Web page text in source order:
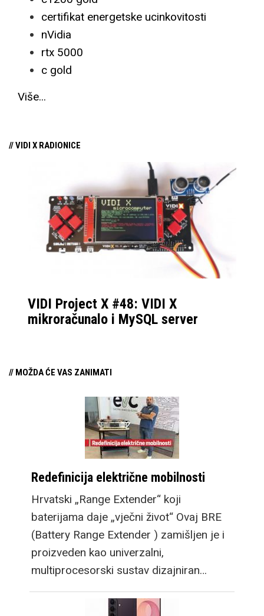
certifikat energetske ucinkovitosti
nVidia
rtx 5000
c gold
Više...
// VIDI X RADIONICE
VIDI Project X #48: VIDI X
mikroračunalo i MySQL server
// MOŽDA ĆE VAS ZANIMATI
Redefinicija električne mobilnosti
Hrvatski „Range Extender“ koji
baterijama daje „vječni život“ Ovaj BRE
(Battery Range Extender ) zamišljen je i
proizveden kao univerzalni,
multiprocesorski sustav dizajniran…